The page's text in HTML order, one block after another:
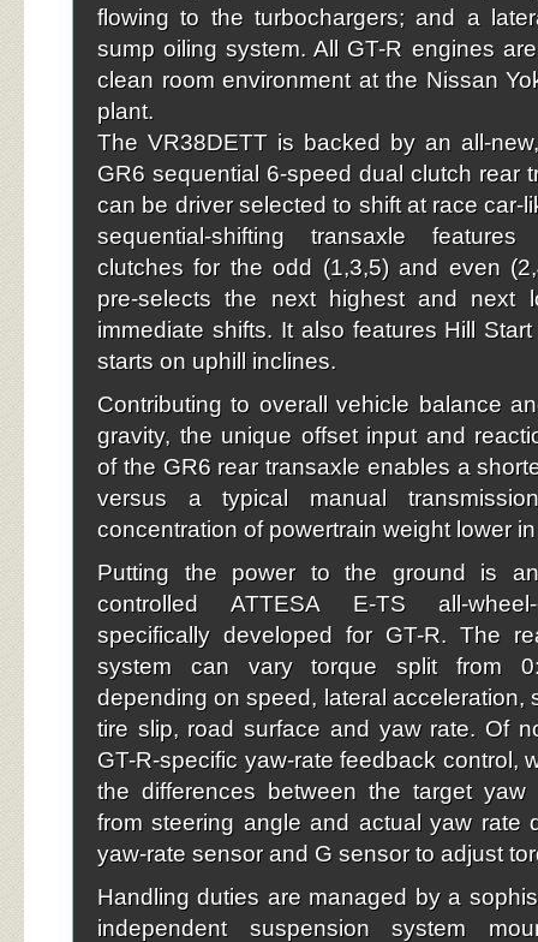
flowing to the turbochargers; and a
sump oiling system. All GT-R engines
clean room environment at the Nissan
plant.
The VR38DETT is backed by an all-
GR6 sequential 6-speed dual clutch rear
can be driver selected to shift at race car-
sequential-shifting transaxle
clutches for the odd (1,3,5) and even
pre-selects the next highest and next
immediate shifts. It also features Hill
starts on uphill inclines.
Contributing to overall vehicle balance
gravity, the unique offset input and
of the GR6 rear transaxle enables a
versus a typical manual
concentration of powertrain weight lower
Putting the power to the ground is an
controlled ATTESA E-TS all-
specifically developed for GT-R. The
system can vary torque split from
depending on speed, lateral acceleration,
tire slip, road surface and yaw rate. Of
GT-R-specific yaw-rate feedback control,
the differences between the target yaw
from steering angle and actual yaw rate
yaw-rate sensor and G sensor to adjust
Handling duties are managed by a
independent suspension system